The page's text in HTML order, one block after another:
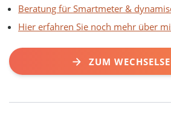
Beratung für Smartmeter &
Hier erfahren Sie noch mehr über
ZUM